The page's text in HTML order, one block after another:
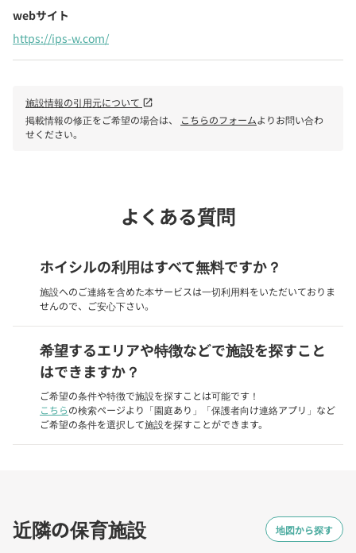
webサイト
https://ips-w.com/
施設情報の引用元について open_in_new
掲載情報の修正をご希望の場合は、 こちらのフォームよりお問い合わ
せください。
よくある質問
ホイシルの利用はすべて無料ですか？
施設へのご連絡を含めた本サービスは一切利用料をいただいておりま
せんので、ご安心下さい。
希望するエリアや特徴などで施設を探すこと
はできますか？
ご希望の条件や特徴で施設を探すことは可能です！
こちらの検索ページより「園庭あり」「保護者向け連絡アプリ」など
ご希望の条件を選択して施設を探すことができます。
近隣の保育施設 地図から探す